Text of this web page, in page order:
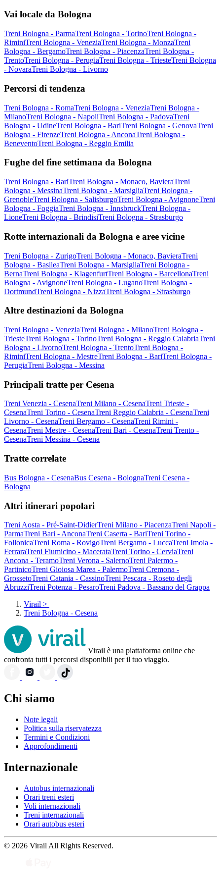
Vai locale da Bologna
Treni Bologna - ParmaTreni Bologna - TorinoTreni Bologna -
RiminiTreni Bologna - VeneziaTreni Bologna - MonzaTreni
Bologna - BergamoTreni Bologna - PiacenzaTreni Bologna -
TrentoTreni Bologna - PerugiaTreni Bologna - TriesteTreni Bologna
- NovaraTreni Bologna - Livorno
Percorsi di tendenza
Treni Bologna - RomaTreni Bologna - VeneziaTreni Bologna -
MilanoTreni Bologna - NapoliTreni Bologna - PadovaTreni
Bologna - UdineTreni Bologna - BariTreni Bologna - GenovaTreni
Bologna - FirenzeTreni Bologna - AnconaTreni Bologna -
BeneventoTreni Bologna - Reggio Emilia
Fughe del fine settimana da Bologna
Treni Bologna - BariTreni Bologna - Monaco, BavieraTreni
Bologna - MessinaTreni Bologna - MarsigliaTreni Bologna -
GrenobleTreni Bologna - SalisburgoTreni Bologna - AvignoneTreni
Bologna - FoggiaTreni Bologna - InnsbruckTreni Bologna -
LioneTreni Bologna - BrindisiTreni Bologna - Strasburgo
Rotte internazionali da Bologna e aree vicine
Treni Bologna - ZurigoTreni Bologna - Monaco, BavieraTreni
Bologna - BasileaTreni Bologna - MarsigliaTreni Bologna -
BernaTreni Bologna - KlagenfurtTreni Bologna - BarcellonaTreni
Bologna - AvignoneTreni Bologna - LuganoTreni Bologna -
DortmundTreni Bologna - NizzaTreni Bologna - Strasburgo
Altre destinazioni da Bologna
Treni Bologna - VeneziaTreni Bologna - MilanoTreni Bologna -
TriesteTreni Bologna - TorinoTreni Bologna - Reggio CalabriaTreni
Bologna - LivornoTreni Bologna - TrentoTreni Bologna -
RiminiTreni Bologna - MestreTreni Bologna - BariTreni Bologna -
PerugiaTreni Bologna - Messina
Principali tratte per Cesena
Treni Venezia - CesenaTreni Milano - CesenaTreni Trieste -
CesenaTreni Torino - CesenaTreni Reggio Calabria - CesenaTreni
Livorno - CesenaTreni Bergamo - CesenaTreni Rimini -
CesenaTreni Mestre - CesenaTreni Bari - CesenaTreni Trento -
CesenaTreni Messina - Cesena
Tratte correlate
Bus Bologna - CesenaBus Cesena - BolognaTreni Cesena -
Bologna
Altri itinerari popolari
Treni Aosta - Pré-Saint-DidierTreni Milano - PiacenzaTreni Napoli -
ParmaTreni Bari - AnconaTreni Caserta - BariTreni Torino -
FollonicaTreni Roma - RovigoTreni Bergamo - LuccaTreni Imola -
FerraraTreni Fiumicino - MacerataTreni Torino - CerviaTreni
Ancona - TeramoTreni Verona - SalernoTreni Palermo -
PartinicoTreni Gioiosa Marea - PalermoTreni Cremona -
GrossetoTreni Catania - CassinoTreni Pescara - Roseto degli
AbruzziTreni Potenza - PesaroTreni Padova - Bassano del Grappa
Virail >
Treni Bologna - Cesena
Virail è una piattaforma online che
confronta tutti i percorsi disponibili per il tuo viaggio.
Chi siamo
Note legali
Politica sulla riservatezza
Termini e Condizioni
Approfondimenti
Internazionale
Autobus internazionali
Orari treni esteri
Voli internazionali
Treni internazionali
Orari autobus esteri
© 2026 Virail All Rights Reserved.